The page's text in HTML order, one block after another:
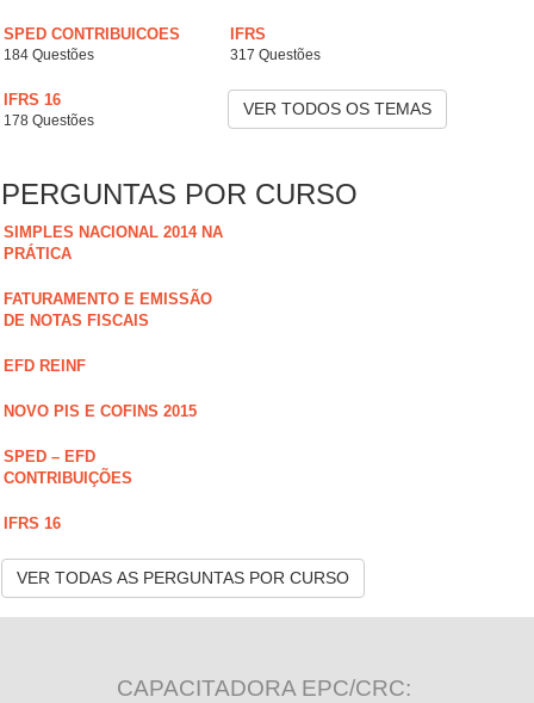
SPED CONTRIBUICOES
184 Questões
IFRS
317 Questões
IFRS 16
178 Questões
VER TODOS OS TEMAS
PERGUNTAS POR CURSO
SIMPLES NACIONAL 2014 NA
PRÁTICA
FATURAMENTO E EMISSÃO
DE NOTAS FISCAIS
EFD REINF
NOVO PIS E COFINS 2015
SPED – EFD
CONTRIBUIÇÕES
IFRS 16
VER TODAS AS PERGUNTAS POR CURSO
CAPACITADORA EPC/CRC: